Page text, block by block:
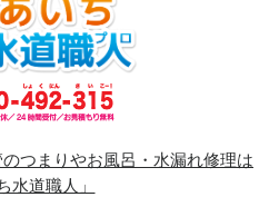
つまりやお風呂・水漏れ修理は
水道職人」